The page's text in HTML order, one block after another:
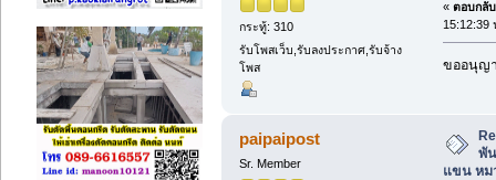
กระทู้: 310
รับโพสเว็บ,รับลงประกาศ,รับจ้าง
โพส
« ตอบกลั
15:12:39
ขออนุญา
paipaipost
Sr. Member
พั
แขน หม